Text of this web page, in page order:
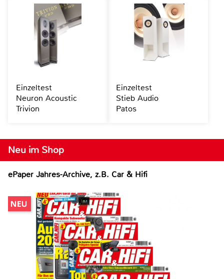
Neu im Shop
ePaper Jahres-Archive, z.B. Car & Hifi
Einzeltest
Neuron Acoustic
Trivion
Einzeltest
Stieb Audio
Patos